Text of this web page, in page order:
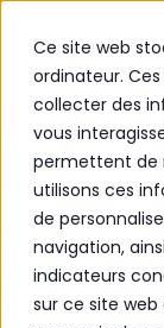
Ce site web
ordinateur.
collecter des
vous
permettent de
utilisons ces
de
navigation,
indicateurs
sur ce site web